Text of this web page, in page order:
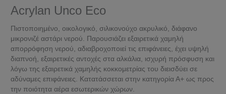
Acrylan Unco Eco
Πιστοποιημένο, οικολογικό, σιλικονούχο ακρυλικό, διάφανο
μικρονιζέ αστάρι νερού. Παρουσιάζει εξαιρετικά χαμηλή
απορρόφηση νερού, αδιαβροχοποιεί τις επιφάνειες, έχει υψηλή
διαπνοή, εξαιρετικές αντοχές στα αλκάλια, ισχυρή πρόσφυση και
λόγω της εξαιρετικά χαμηλής κοκκομετρίας του διεισδύει σε
αδύναμες επιφάνειες. Κατατάσσεται στην κατηγορία Α+ ως προς
την ποιότητα αέρα εσωτερικών χώρων.